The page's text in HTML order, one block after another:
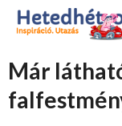
Már